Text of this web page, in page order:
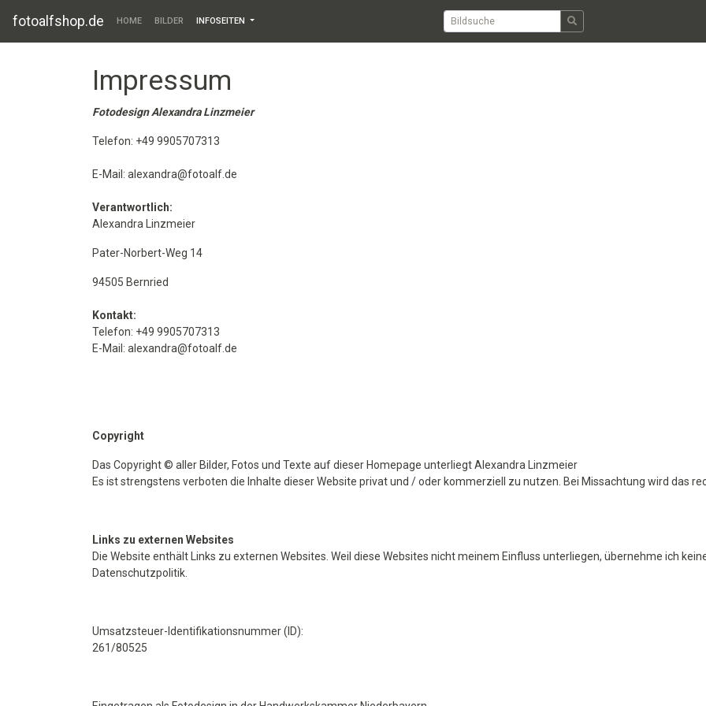
fotoalfshop.de HOME BILDER INFOSEITEN
Impressum
Fotodesign Alexandra Linzmeier
Telefon: +49 9905707313
E-Mail: alexandra@fotoalf.de
Verantwortlich:
Alexandra Linzmeier
Pater-Norbert-Weg 14
94505 Bernried
Kontakt:
Telefon: +49 9905707313
E-Mail: alexandra@fotoalf.de
Copyright
Das Copyright © aller Bilder, Fotos und Texte auf dieser Homepage unterliegt Alexandra Linzmeier
Es ist strengstens verboten die Inhalte dieser Website privat und / oder kommerziell zu nutzen. Bei Missachtung wird das
Links zu externen Websites
Die Website enthält Links zu externen Websites. Weil diese Websites nicht meinem Einfluss unterliegen, übernehme ich
Datenschutzpolitik.
Umsatzsteuer-Identifikationsnummer (ID):
261/80525